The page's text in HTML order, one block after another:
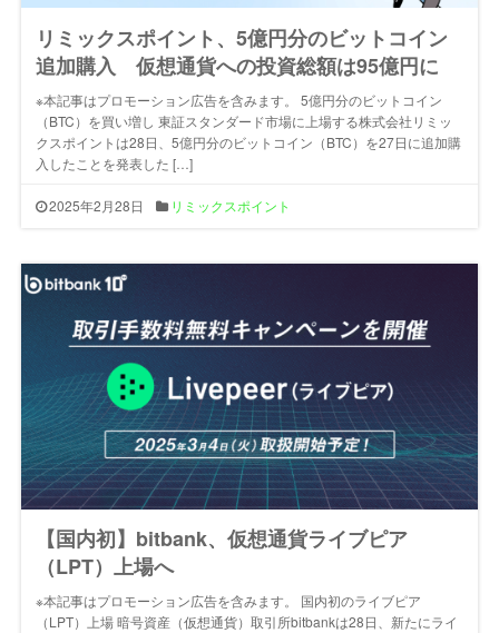
リミックスポイント、5億円分のビットコイン
追加購入 仮想通貨への投資総額は95億円に
※本記事はプロモーション広告を含みます。 5億円分のビットコイン
（BTC）を買い増し 東証スタンダード市場に上場する株式会社リミッ
クスポイントは28日、5億円分のビットコイン（BTC）を27日に追加購
入したことを発表した […]
2025年2月28日 リミックスポイント
【国内初】bitbank、仮想通貨ライブピア
（LPT）上場へ
※本記事はプロモーション広告を含みます。 国内初のライブピア
（LPT）上場 暗号資産（仮想通貨）取引所bitbankは28日、新たにライ